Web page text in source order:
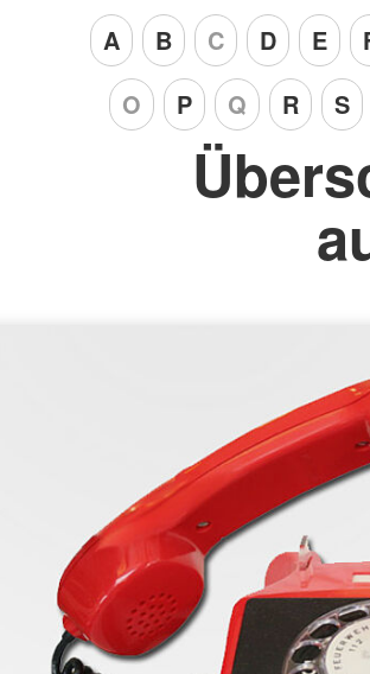
A B C D E
O
P Q R S